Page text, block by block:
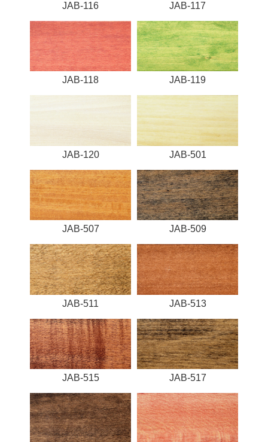
JAB-116 JAB-117
JAB-118 JAB-119
JAB-120 JAB-501
JAB-507 JAB-509
JAB-511 JAB-513
JAB-515 JAB-517